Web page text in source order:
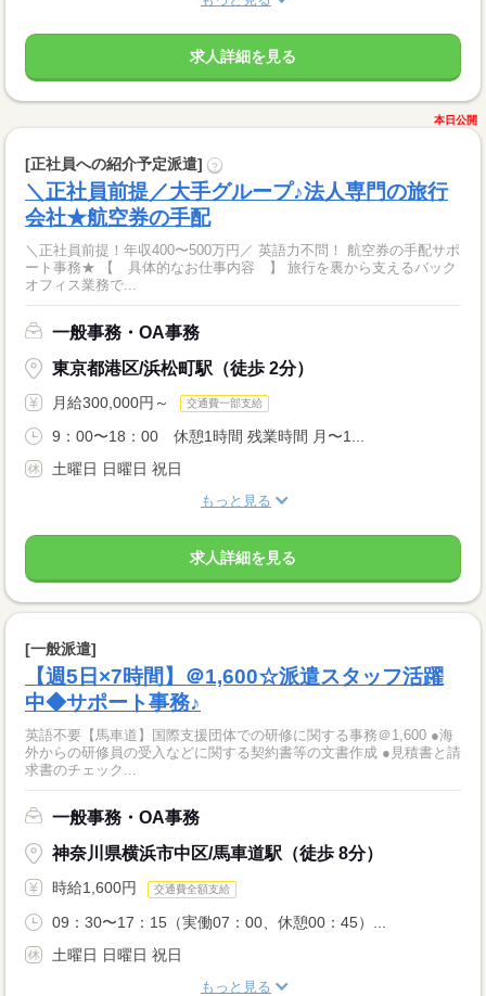
求人詳細を見る
本日公開
[正社員への紹介予定派遣] ?
＼正社員前提／大手グループ♪法人専門の旅行
会社★航空券の手配
＼正社員前提！年収400〜500万円／ 英語力不問！ 航空券の手配サポ
ート事務★ 【 具体的なお仕事内容 】 旅行を裏から支えるバック
オフィス業務で...
一般事務・OA事務
東京都港区/浜松町駅（徒歩 2分）
月給300,000円～ 交通費一部支給
9：00〜18：00 休憩1時間 残業時間 月〜1...
土曜日 日曜日 祝日
もっと見る
求人詳細を見る
[一般派遣]
【週5日×7時間】＠1,600☆派遣スタッフ活躍
中◆サポート事務♪
英語不要【馬車道】国際支援団体での研修に関する事務＠1,600 ●海
外からの研修員の受入などに関する契約書等の文書作成 ●見積書と請
求書のチェック...
一般事務・OA事務
神奈川県横浜市中区/馬車道駅（徒歩 8分）
時給1,600円 交通費全額支給
09：30〜17：15（実働07：00、休憩00：45）...
土曜日 日曜日 祝日
もっと見る